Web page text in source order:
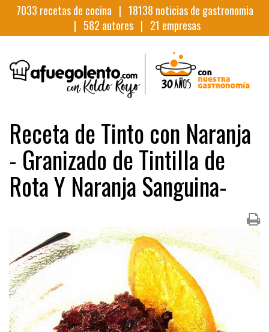
7033 recetas de cocina | 18138 noticias de gastronomia
| 582 autores | 21 empresas
Receta de Tinto con Naranja
- Granizado de Tintilla de
Rota Y Naranja Sanguina-